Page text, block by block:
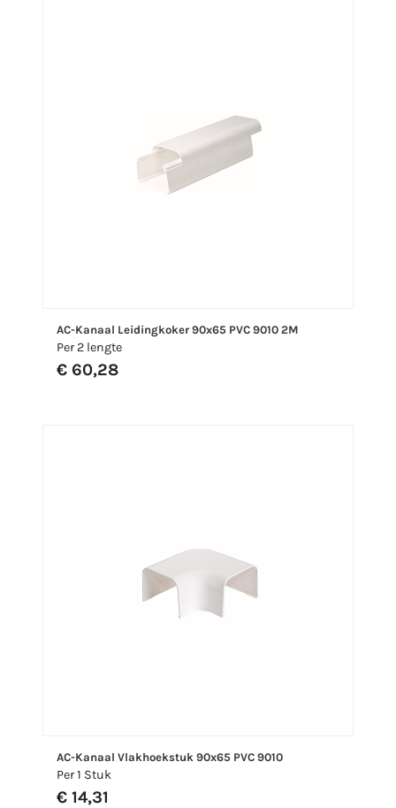
AC-Kanaal Leidingkoker 90x65 PVC 9010 2M
Per 2 lengte
€ 60,28
AC-Kanaal Vlakhoekstuk 90x65 PVC 9010
Per 1 Stuk
€ 14,31